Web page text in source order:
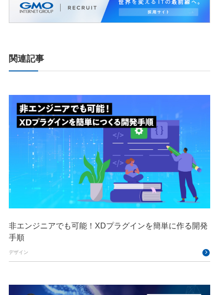
関連記事
非エンジニアでも可能！XDプラグインを簡単に作る開発
手順
デザイン